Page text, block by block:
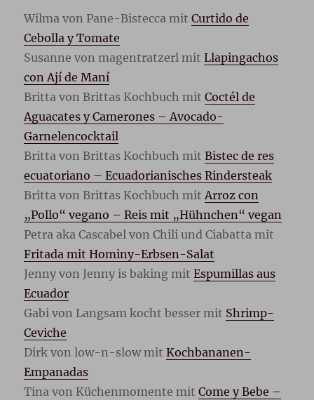
Wilma von Pane-Bistecca mitCurtido de
Cebolla y Tomate
Susanne von magentratzerl mitLlapingachos
con Ají de Maní
Britta von Brittas Kochbuch mitCoctél de
Aguacates y Camerones – Avocado-
Garnelencocktail
Britta von Brittas Kochbuch mitBistec de res
ecuatoriano – Ecuadorianisches Rindersteak
Britta von Brittas Kochbuch mitArroz con
„Pollo“ vegano – Reis mit „Hühnchen“ vegan
Petra aka Cascabel von Chili und Ciabatta mit
Fritada mit Hominy-Erbsen-Salat
Jenny von Jenny is baking mitEspumillas aus
Ecuador
Gabi von Langsam kocht besser mit Shrimp-
Ceviche
Dirk von low-n-slow mitKochbananen-
Empanadas
Tina von Küchenmomente mitCome y Bebe –